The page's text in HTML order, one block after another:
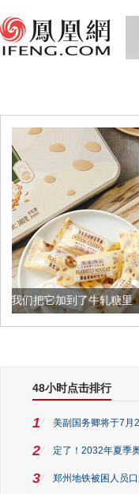
里 被列入佛
48小时点击排行
1 美副国务卿将于7月
2 定了！2032年夏季
3 郑州地铁被困人员